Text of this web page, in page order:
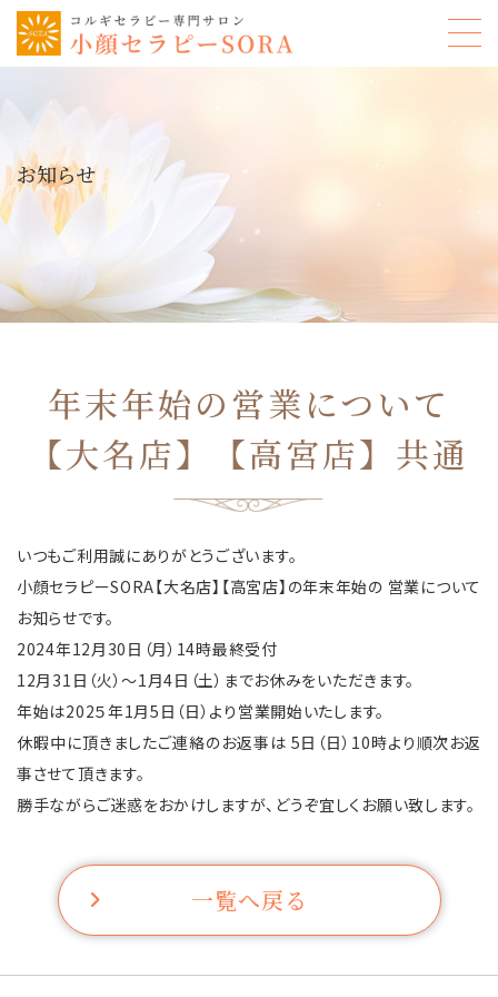
お知らせ
年末年始の営業について
【大名店】【高宮店】共通
いつもご利用誠にありがとうございます。
小顔セラピーSORA【大名店】【高宮店】の年末年始の 営業について
お知らせです。
2024年12月30日（月）14時最終受付
12月31日（火）～1月4日（土）までお休みをいただきます。
年始は202５年1月5日（日）より営業開始いたします。
休暇中に頂きましたご連絡のお返事は 5日（日）10時より順次お返
事させて頂きます。
勝手ながらご迷惑をおかけしますが、どうぞ宜しくお願い致します。
一覧へ戻る